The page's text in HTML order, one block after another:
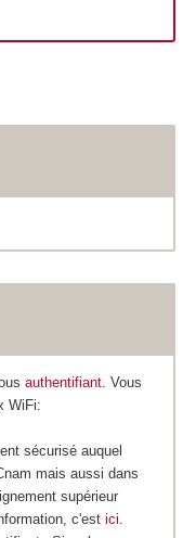
authentifiant . Vous
WiFi:
sécurisé auquel
mais aussi dans
supérieur
c'est ici